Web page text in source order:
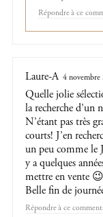
Répondre
Laure-A 4 novembre
Quelle jolie
la recherche d’un
N’étant pas très
courts! J’en
un peu comme le
y a quelques
mettre en vente
Belle fin de
Répondre